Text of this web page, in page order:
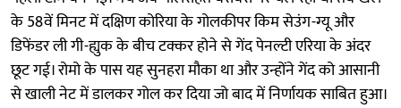
के 58वें मिनट में दक्षिण कोरिया के गोलकीपर किम सेउंग-ग्यू और
डिफेंडर ली गी-ह्युक के बीच टक्कर होने से गेंद पेनल्टी एरिया के अंदर
छूट गई। रोमो के पास यह सुनहरा मौका था और उन्होंने गेंद को आसानी
से खाली नेट में डालकर गोल कर दिया जो बाद में निर्णायक साबित हुआ।